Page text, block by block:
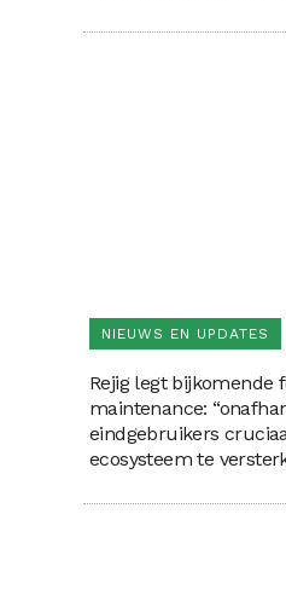
NIEUWS EN UPDATES
Rejig legt bijkomende
maintenance:
eindgebruikers
ecosysteem te